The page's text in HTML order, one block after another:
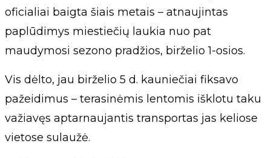
oficialiai baigta šiais metais – atnaujintas
paplūdimys miestiečių laukia nuo pat
maudymosi sezono pradžios, birželio 1-osios.
Vis dėlto, jau birželio 5 d. kauniečiai fiksavo
pažeidimus – terasinėmis lentomis išklotu taku
važiavęs aptarnaujantis transportas jas keliose
vietose sulaužė.